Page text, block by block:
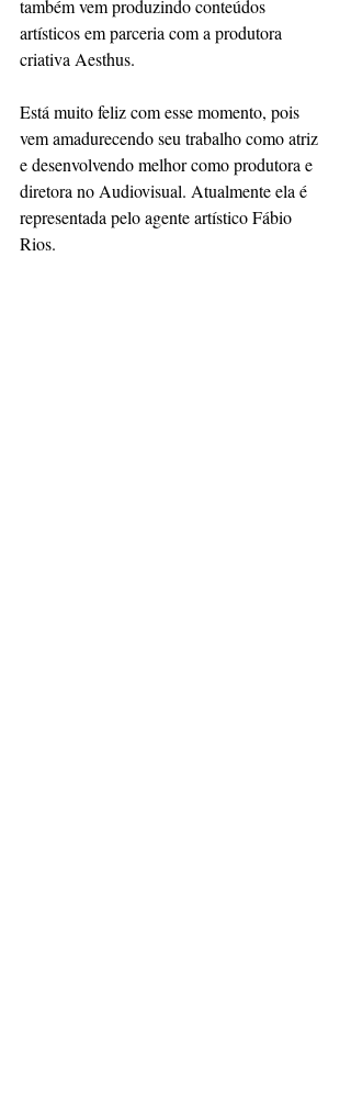
também vem produzindo conteúdos
artísticos em parceria com a produtora
criativa Aesthus.
Está muito feliz com esse momento, pois
vem amadurecendo seu trabalho como atriz
e desenvolvendo melhor como produtora e
diretora no Audiovisual. Atualmente ela é
representada pelo agente artístico Fábio
Rios.